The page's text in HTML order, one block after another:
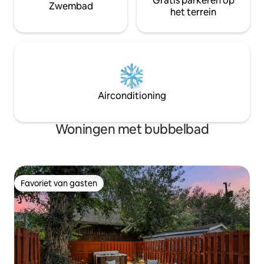
Zwembad
het terrein
Airconditioning
Woningen met bubbelbad
Favoriet van gasten
Favoriet van gasten